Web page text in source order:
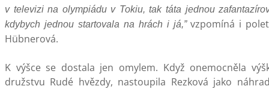
v televizi na olympiádu v Tokiu, tak táta jednou
kdybych jednou startovala na hrách i já,”vzpomíná i
Hübnerová.
K výšce se dostala jen omylem. Když onemocněla
družstvu Rudé hvězdy, nastoupila Rezková jako